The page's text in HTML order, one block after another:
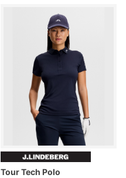
Tour Tech Polo